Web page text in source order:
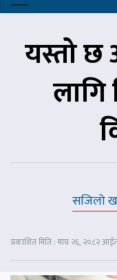
यस्तो
लागि
सजिलो
प्रकाशित मिति : माघ २६, २०८२